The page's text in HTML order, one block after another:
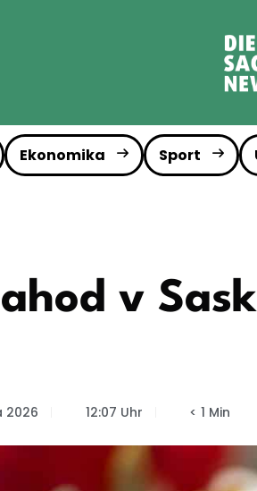
Ekonomika Sport
v
2026 12:07 Uhr < 1 Min